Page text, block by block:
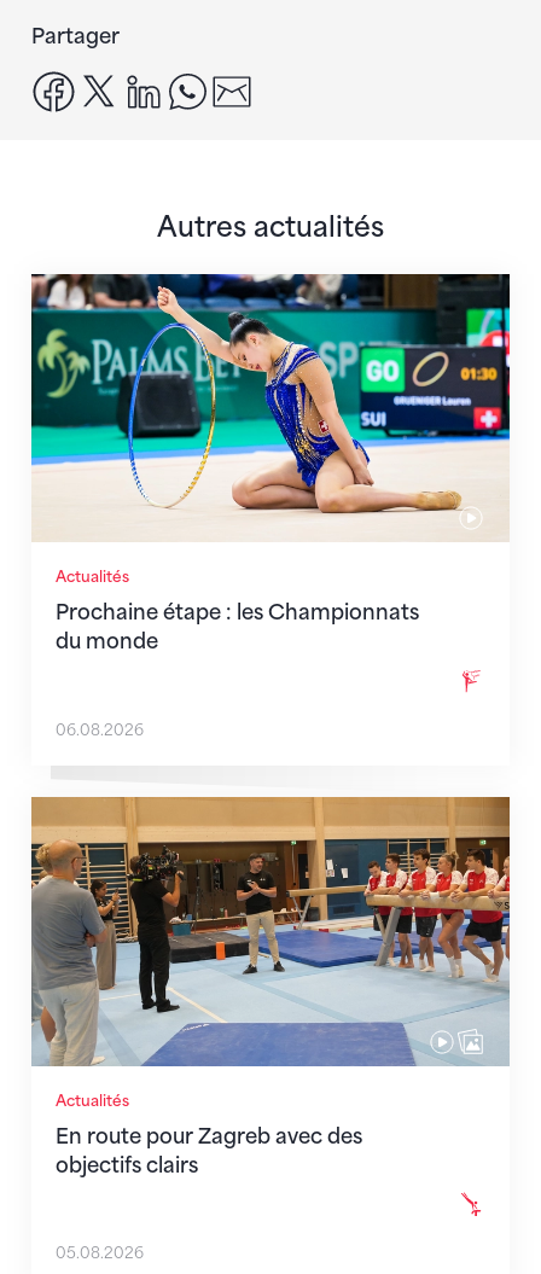
Partager
facebook
x linkedinwhatsapp
Autres actualités
Actualités
Prochaine étape : les Championnats
du monde
Prochaine étape : les Championnats du monde
06.08.2026
Actualités
En route pour Zagreb avec des
objectifs clairs
En route pour Zagreb avec des objectifs clairs
05.08.2026